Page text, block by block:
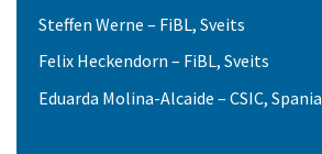
Steffen Werne – FiBL, Sveits
Felix Heckendorn – FiBL, Sveits
Eduarda Molina-Alcaide – CSIC, Spania